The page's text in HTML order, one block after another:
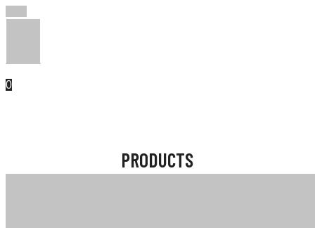
0
PRODUCTS